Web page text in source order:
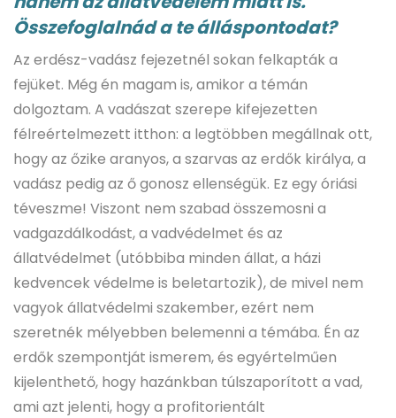
Összefoglalnád a te álláspontodat?
Az erdész-vadász fejezetnél sokan felkapták a
fejüket. Még én magam is, amikor a témán
dolgoztam. A vadászat szerepe kifejezetten
félreértelmezett itthon: a legtöbben megállnak ott,
hogy az őzike aranyos, a szarvas az erdők királya, a
vadász pedig az ő gonosz ellenségük. Ez egy óriási
téveszme! Viszont nem szabad összemosni a
vadgazdálkodást, a vadvédelmet és az
állatvédelmet (utóbbiba minden állat, a házi
kedvencek védelme is beletartozik), de mivel nem
vagyok állatvédelmi szakember, ezért nem
szeretnék mélyebben belemenni a témába. Én az
erdők szempontját ismerem, és egyértelműen
kijelenthető, hogy hazánkban túlszaporított a vad,
ami azt jelenti, hogy a profitorientált